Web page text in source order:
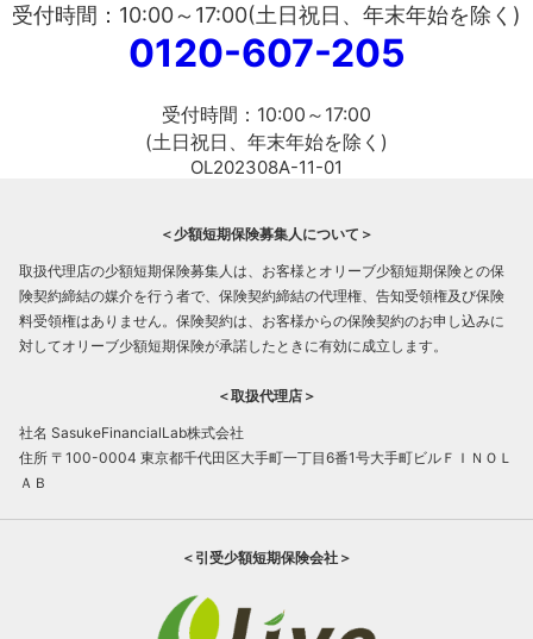
受付時間：10:00～17:00(土日祝日、年末年始を除く)
0120-607-205
受付時間：10:00～17:00
(土日祝日、年末年始を除く)
OL202308A-11-01
＜少額短期保険募集人について＞
取扱代理店の少額短期保険募集人は、お客様とオリーブ少額短期保険との保
険契約締結の媒介を行う者で、保険契約締結の代理権、告知受領権及び保険
料受領権はありません。保険契約は、お客様からの保険契約のお申し込みに
対してオリーブ少額短期保険が承諾したときに有効に成立します。
＜取扱代理店＞
社名 SasukeFinancialLab株式会社
住所 〒100-0004 東京都千代田区大手町一丁目6番1号大手町ビルＦＩＮＯＬ
ＡＢ
＜引受少額短期保険会社＞